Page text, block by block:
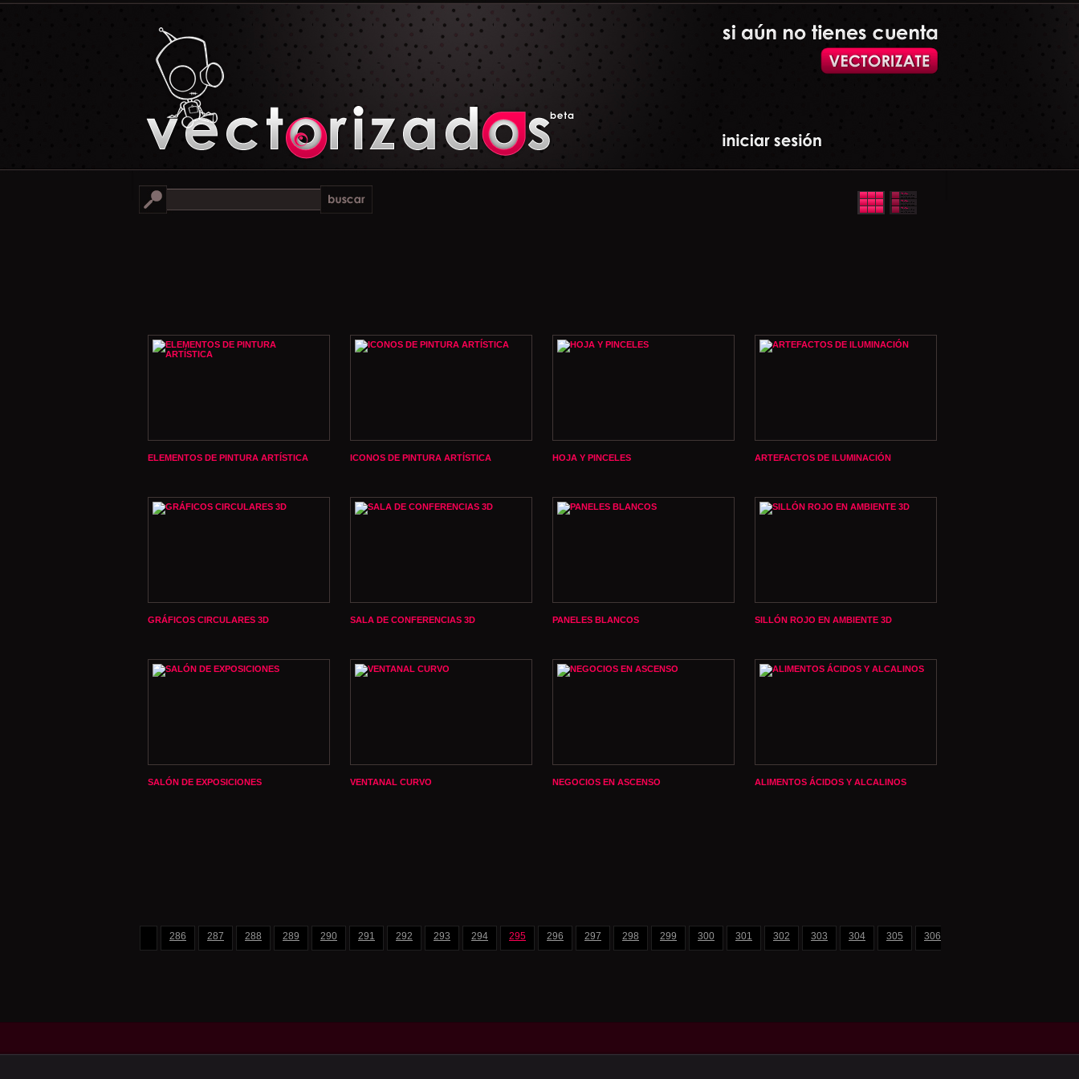
ELEMENTOS DE PINTURA ARTÍSTICA ICONOS DE PINTURA ARTÍSTICA HOJA Y PINCELES ARTEFACTOS DE ILUMINACIÓN
GRÁFICOS CIRCULARES 3D SALA DE CONFERENCIAS 3D PANELES BLANCOS SILLÓN ROJO EN AMBIENTE 3D
SALÓN DE EXPOSICIONES VENTANAL CURVO NEGOCIOS EN ASCENSO ALIMENTOS ÁCIDOS Y ALCALINOS
286 287 288 289 290 291 292 293 294 295 296 297 298 299 300 301 302 303 304 305 306